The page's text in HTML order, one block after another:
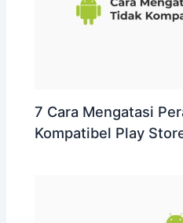
7 Cara Mengatasi
Kompatibel Play